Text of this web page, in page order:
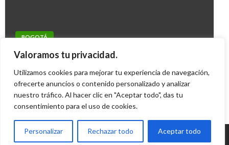
Valoramos tu privacidad.
Utilizamos cookies para mejorar tu experiencia de navegación,
ofrecerte anuncios o contenido personalizado y analizar
nuestro tráfico. Al hacer clic en "Aceptar todo", das tu
consentimiento para el uso de cookies.
Personalizar Rechazar todo Aceptar todo
BOGOTÁ
Distrito anunció mejoras en Transmilenio y
Mary Gomez miércoles enero 21, 2015